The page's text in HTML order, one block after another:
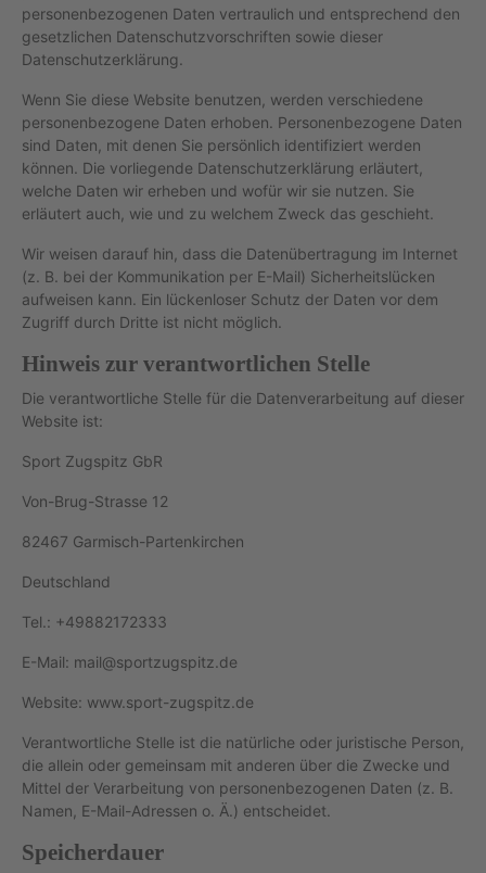
personenbezogenen Daten vertraulich und entsprechend den
gesetzlichen Datenschutzvorschriften sowie dieser
Datenschutzerklärung.
Wenn Sie diese Website benutzen, werden verschiedene
personenbezogene Daten erhoben. Personenbezogene Daten
sind Daten, mit denen Sie persönlich identifiziert werden
können. Die vorliegende Datenschutzerklärung erläutert,
welche Daten wir erheben und wofür wir sie nutzen. Sie
erläutert auch, wie und zu welchem Zweck das geschieht.
Wir weisen darauf hin, dass die Datenübertragung im Internet
(z. B. bei der Kommunikation per E-Mail) Sicherheitslücken
aufweisen kann. Ein lückenloser Schutz der Daten vor dem
Zugriff durch Dritte ist nicht möglich.
Hinweis zur verantwortlichen Stelle
Die verantwortliche Stelle für die Datenverarbeitung auf dieser
Website ist:
Sport Zugspitz GbR
Von-Brug-Strasse 12
82467 Garmisch-Partenkirchen
Deutschland
Tel.: +49882172333
E-Mail: mail@sportzugspitz.de
Website: www.sport-zugspitz.de
Verantwortliche Stelle ist die natürliche oder juristische Person,
die allein oder gemeinsam mit anderen über die Zwecke und
Mittel der Verarbeitung von personenbezogenen Daten (z. B.
Namen, E-Mail-Adressen o. Ä.) entscheidet.
Speicherdauer